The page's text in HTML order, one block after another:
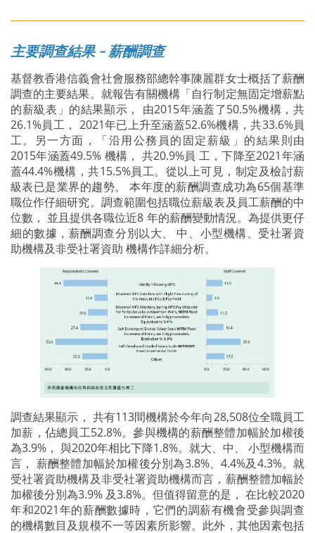
主要調查結果 - 薪酬調查
基督教香港信義會社會服務部總幹事陳麗群女士概括了薪酬
調查的主要結果。就報告有關機構「自行制定無固定增薪點
的薪級表」的結果顯示， 由2015年涵蓋了50.5%機構，共
26.1%員工， 2021年已上升至涵蓋52.6%機構，共33.6%員
工。另一方面，「沿用公務員的固定薪級」的結果則由
2015年涵蓋49.5% 機構， 共20.9%員 工，下降至2021年涵
蓋44.4%機構，共15.5%員工。從以上可見，制定及檢討薪
級表已是業界的趨勢。 本年度的薪酬調查成功為65個基準
職位作仔細研究。調查範圍包括職位薪級表及員工薪酬的中
位數， 並且提供各職位近8 年的薪酬變動情況。為提供更仔
細的數據，薪酬調查分別以大、 中、小型機構、受社署資
助機構及非受社署資助 機構作詳細分析。
調查結果顯示， 共有113間機構於今年向28,508位全職員工
加薪，佔總員工52.8%。參與機構的薪酬整體加幅於加權後
為3.9%， 與2020年相比下降1.8%。就大、中、 小型機構而
言， 薪酬整體加幅於加權後分別為3.8%、4.4%及4.3%。就
受社署資助機構及非受社署資助機構而言，薪酬整體加幅於
加權後分別為3.9% 及3.8%。但值得留意的是， 在比較2020
年和2021年的薪酬數據時，它們的調薪有機會受參與調查
的機構數目及規模不一等因素所影響。此外，其他因素包括